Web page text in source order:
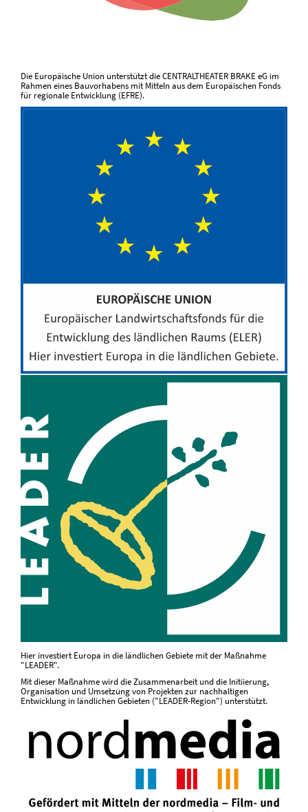
Die Europäische Union unterstützt die CENTRALTHEATER BRAKE eG im
Rahmen eines Bauvorhabens mit Mitteln aus dem Europäischen Fonds
für regionale Entwicklung (EFRE).
Hier investiert Europa in die ländlichen Gebiete mit der Maßnahme
"LEADER".
Mit dieser Maßnahme wird die Zusammenarbeit und die Initiierung,
Organisation und Umsetzung von Projekten zur nachhaltigen
Entwicklung in ländlichen Gebieten ("LEADER-Region") unterstützt.